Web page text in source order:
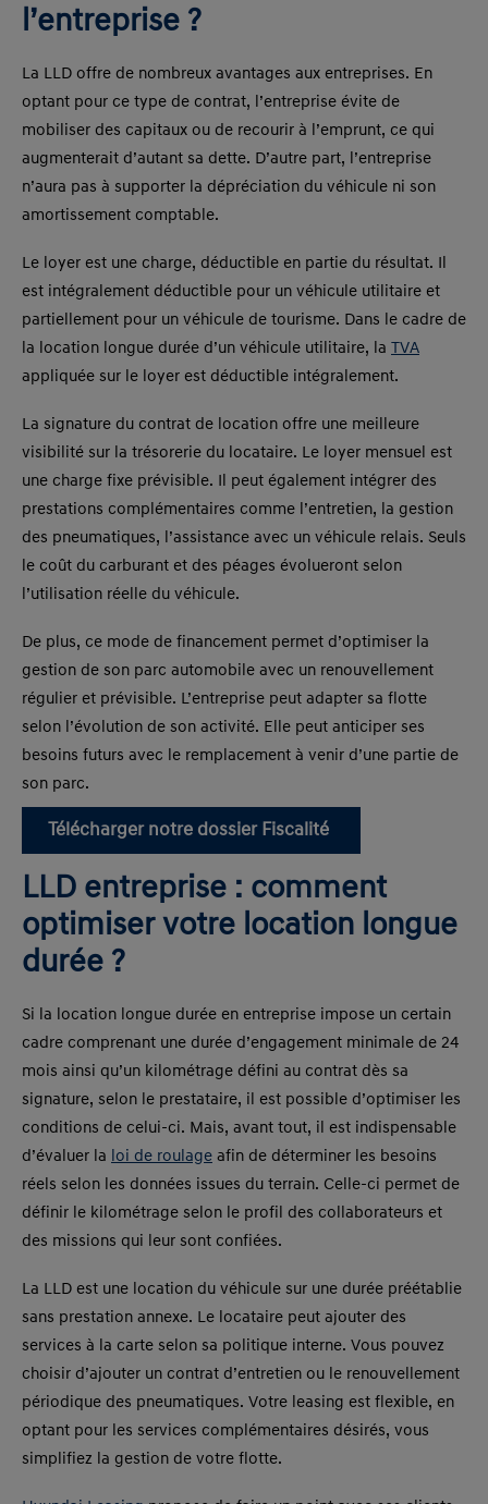
l’entreprise ?
La LLD offre de nombreux avantages aux entreprises. En
optant pour ce type de contrat, l’entreprise évite de
mobiliser des capitaux ou de recourir à l’emprunt, ce qui
augmenterait d’autant sa dette. D’autre part, l’entreprise
n’aura pas à supporter la dépréciation du véhicule ni son
amortissement comptable.
Le loyer est une charge, déductible en partie du résultat. Il
est intégralement déductible pour un véhicule utilitaire et
partiellement pour un véhicule de tourisme. Dans le cadre de
la location longue durée d’un véhicule utilitaire, la TVA
appliquée sur le loyer est déductible intégralement.
La signature du contrat de location offre une meilleure
visibilité sur la trésorerie du locataire. Le loyer mensuel est
une charge fixe prévisible. Il peut également intégrer des
prestations complémentaires comme l’entretien, la gestion
des pneumatiques, l’assistance avec un véhicule relais. Seuls
le coût du carburant et des péages évolueront selon
l’utilisation réelle du véhicule.
De plus, ce mode de financement permet d’optimiser la
gestion de son parc automobile avec un renouvellement
régulier et prévisible. L’entreprise peut adapter sa flotte
selon l’évolution de son activité. Elle peut anticiper ses
besoins futurs avec le remplacement à venir d’une partie de
son parc.
Télécharger notre dossier Fiscalité
LLD entreprise : comment
optimiser votre location longue
durée ?
Si la location longue durée en entreprise impose un certain
cadre comprenant une durée d’engagement minimale de 24
mois ainsi qu’un kilométrage défini au contrat dès sa
signature, selon le prestataire, il est possible d’optimiser les
conditions de celui-ci. Mais, avant tout, il est indispensable
d’évaluer la loi de roulage afin de déterminer les besoins
réels selon les données issues du terrain. Celle-ci permet de
définir le kilométrage selon le profil des collaborateurs et
des missions qui leur sont confiées.
La LLD est une location du véhicule sur une durée préétablie
sans prestation annexe. Le locataire peut ajouter des
services à la carte selon sa politique interne. Vous pouvez
choisir d’ajouter un contrat d’entretien ou le renouvellement
périodique des pneumatiques. Votre leasing est flexible, en
optant pour les services complémentaires désirés, vous
simplifiez la gestion de votre flotte.